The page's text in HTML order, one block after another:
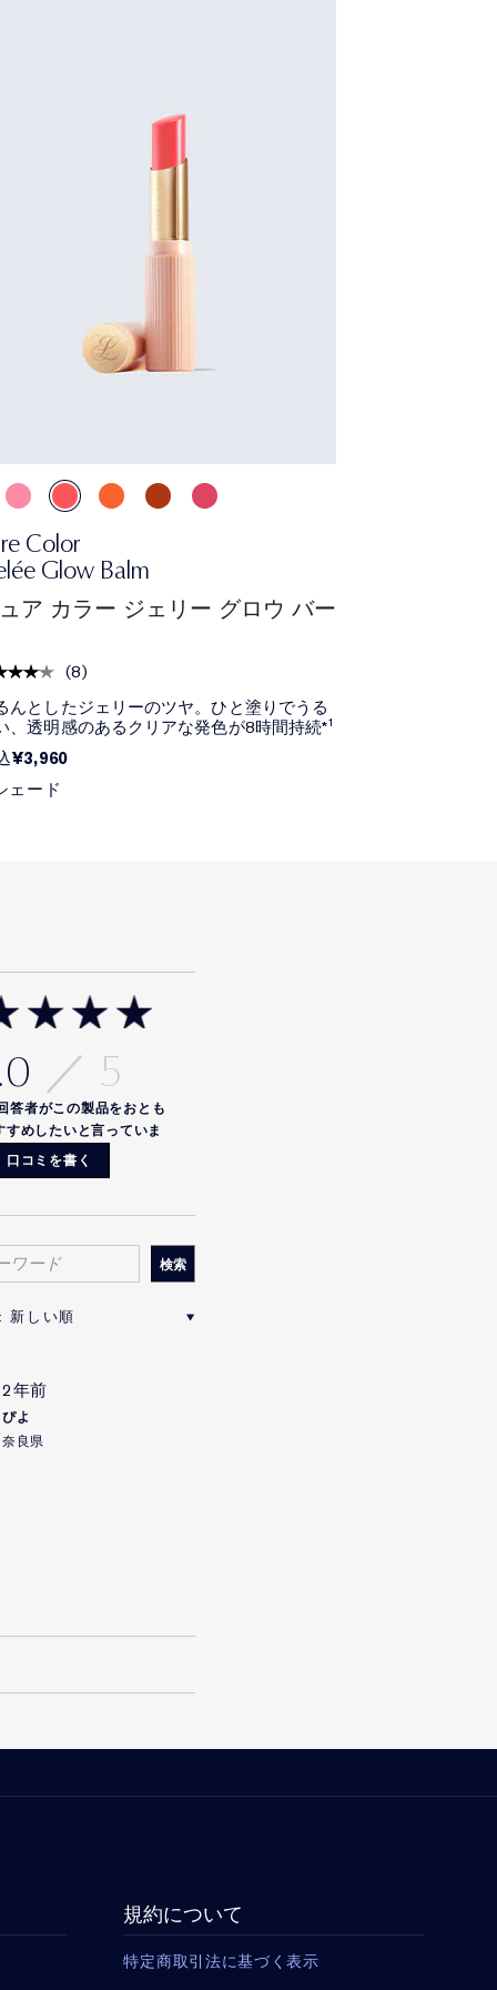
Color
Glow Balm
ア カラー ジェリー グロウ バー
(8)
んとしたジェリーのツヤ。ひと塗りでうる
、透明感のあるクリアな発色が8時間持続*¹
¥3,960
ェード
口コミを書く
答者がこの製品をおとも
すめしたいと言っていま
す
2年前
ぴよ
奈良県
規約について
特定商取引法に基づく表示